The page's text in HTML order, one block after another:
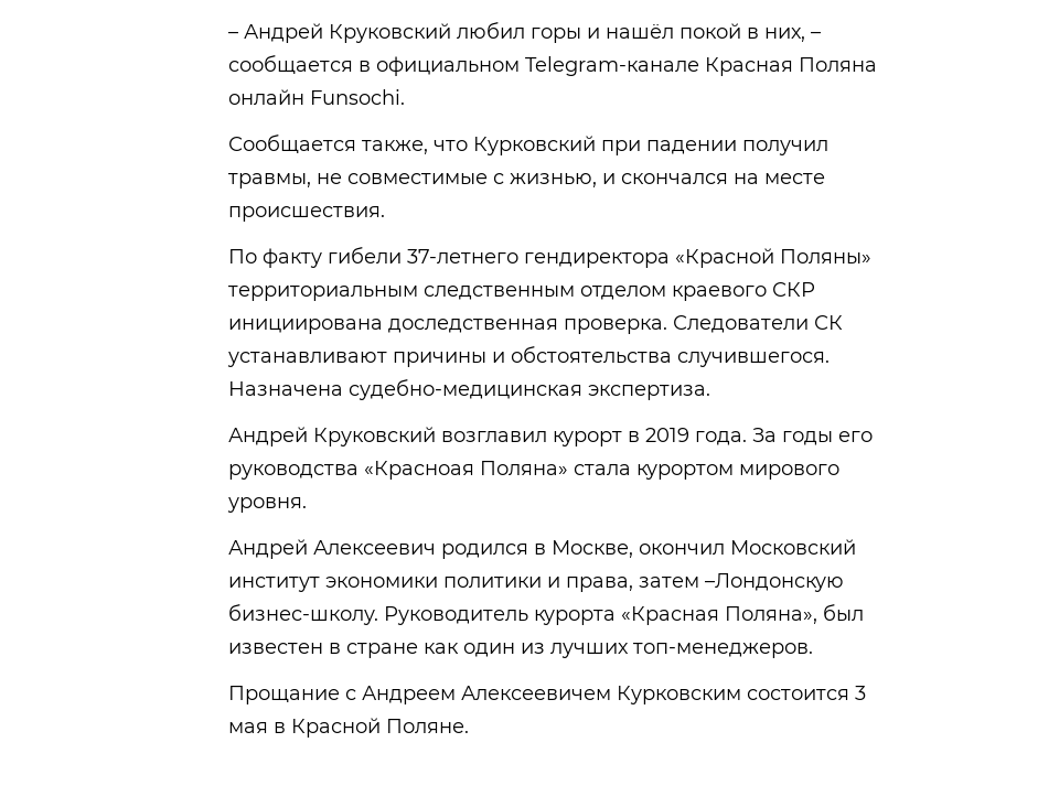
– Андрей Круковский любил горы и нашёл покой в них, –
сообщается в официальном Telegram-канале Красная Поляна
онлайн Funsochi.
Сообщается также, что Курковский при падении получил
травмы, не совместимые с жизнью, и скончался на месте
происшествия.
По факту гибели 37-летнего гендиректора «Красной Поляны»
территориальным следственным отделом краевого СКР
инициирована доследственная проверка. Следователи СК
устанавливают причины и обстоятельства случившегося.
Назначена судебно-медицинская экспертиза.
Андрей Круковский возглавил курорт в 2019 года. За годы его
руководства «Красноая Поляна» стала курортом мирового
уровня.
Андрей Алексеевич родился в Москве, окончил Московский
институт экономики политики и права, затем –Лондонскую
бизнес-школу. Руководитель курорта «Красная Поляна», был
известен в стране как один из лучших топ-менеджеров.
Прощание с Андреем Алексеевичем Курковским состоится 3
мая в Красной Поляне.